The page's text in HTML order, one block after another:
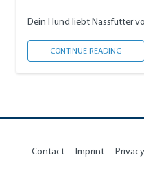
Dein Hund liebt Nassfutter
CONTINUE READING
Contact Imprint